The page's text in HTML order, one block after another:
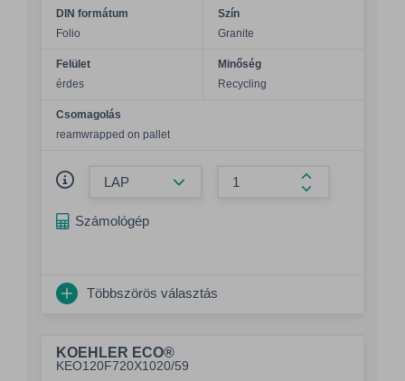
DIN formátum
Folio
Szín
Granite
Felület
érdes
Minőség
Recycling
Csomagolás
reamwrapped on pallet
Összeg
Számológép
Többszörös választás
KOEHLER ECO®
KEO120F720X1020/59